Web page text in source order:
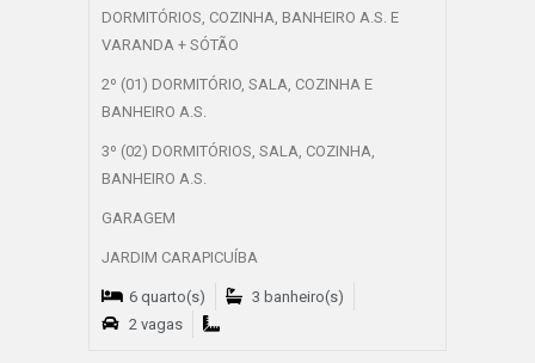
DORMITÓRIOS, COZINHA, BANHEIRO A.S. E
VARANDA + SÓTÃO
2º (01) DORMITÓRIO, SALA, COZINHA E
BANHEIRO A.S.
3º (02) DORMITÓRIOS, SALA, COZINHA,
BANHEIRO A.S.
GARAGEM
JARDIM CARAPICUÍBA
6 quarto(s)
3 banheiro(s)
2 vagas